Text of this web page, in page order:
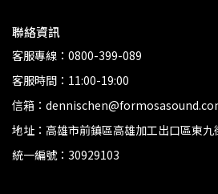
聯絡資訊
客服專線：0800-399-089
客服時間：11:00-19:00
信箱：
地址：高雄市前鎮區高雄加工出口區東九
統一編號：30929103